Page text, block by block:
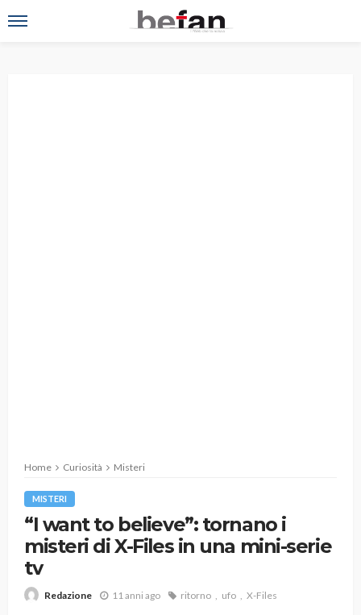
Home Curiosità Misteri
MISTERI
“I want to believe”: tornano i
misteri di X-Files in una mini-serie
tv
Redazione 11 anni ago ritorno ufo X-Files